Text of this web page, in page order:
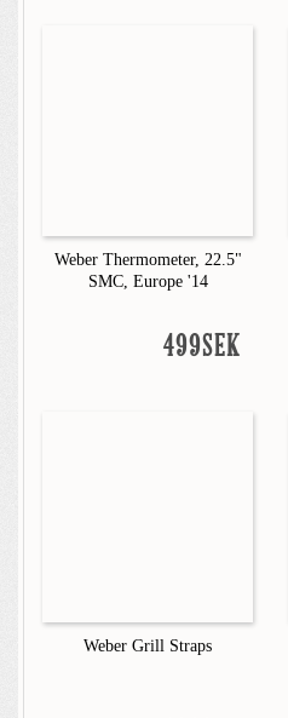
Weber Thermometer, 22.5"
SMC, Europe '14
499SEK
Weber Grill Straps